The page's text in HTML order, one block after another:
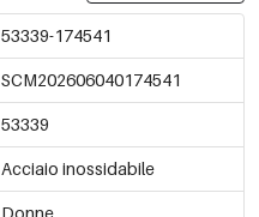
53339-174541
SCM202606040174541
53339
Acciaio inossidabile
Donne